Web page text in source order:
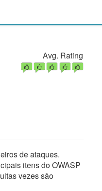
Avg. Rating
de ataques.
itens do OWASP
vezes são